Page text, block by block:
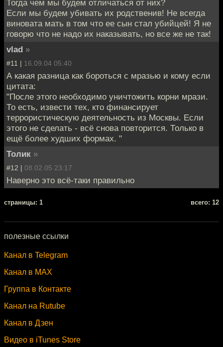
Тогда чем мы будем отличаться от них?
Если мы будем убивать их родственив! Не всегда
виновата мать в том что ее сын стал убийцей! Я не
говорю что не надо их наказывать, но все же не так!
vlad »
#11 | 16.09.04 05:40
А какая разница как бороться с мразью и кому если
цитата:
"После этого необходимо уничтожить корни мрази.
То есть, извести тех, кто финансирует
террористическую деятельность из Москвы. Если
этого не сделать - всё снова повторится. Только в
ещё более худших формах. "
Толик »
#12 | 08.02.05 23:17
Наверно это всё-таки правильно
cтраницы: 1 всего: 12
полезные ссылки
Канал в Telegram
Канал в MAX
Группа в Контакте
Канал на Rutube
Канал в Дзен
Видео в iTunes Store